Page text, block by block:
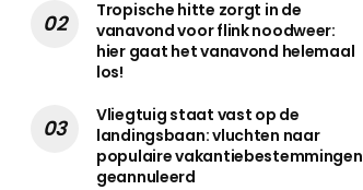
Tropische hitte zorgt in de
vanavond voor flink noodweer:
hier gaat het vanavond helemaal
los!
Vliegtuig staat vast op de
landingsbaan: vluchten naar
populaire vakantiebestemmingen
geannuleerd